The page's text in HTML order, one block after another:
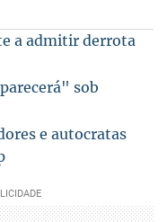
a admitir derrota
sob
e autocratas